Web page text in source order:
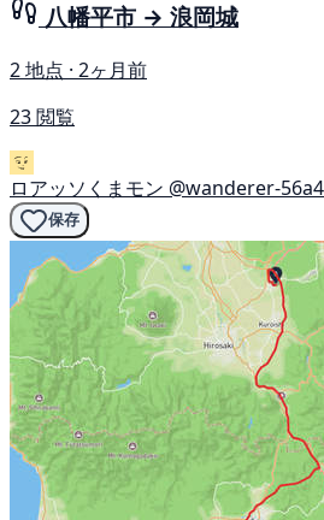
八幡平市 → 浪岡城
2 地点 · 2ヶ月前
23 閲覧
ロアッソくまモン @wanderer-
保存